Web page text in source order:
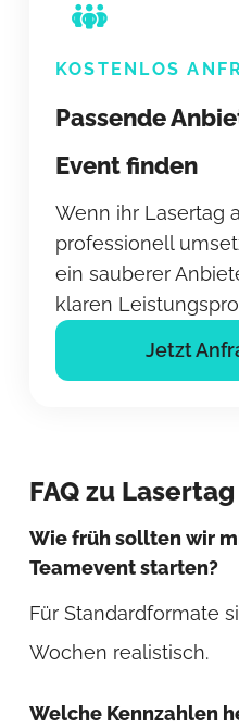
KOSTENLOS
Passende
Event finden
Wenn ihr Lasertag
professionell
ein sauberer
klaren
Jetzt
FAQ zu
Wie früh sollten wir
Teamevent starten?
Für Standardformate
Wochen realistisch.
Welche Kennzahlen